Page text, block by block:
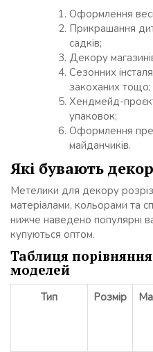
Оформлення
Прикрашання
садків;
Декору
Сезонних
закоханих тощо;
Хендмейд-
упаковок;
Оформлення
майданчиків.
Які бувають
Метелики для декору
матеріалами, кольорами та
нижче наведено популярні
купуються оптом.
Таблиця
моделей
Тип Розмір